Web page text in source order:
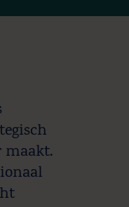
maakt.